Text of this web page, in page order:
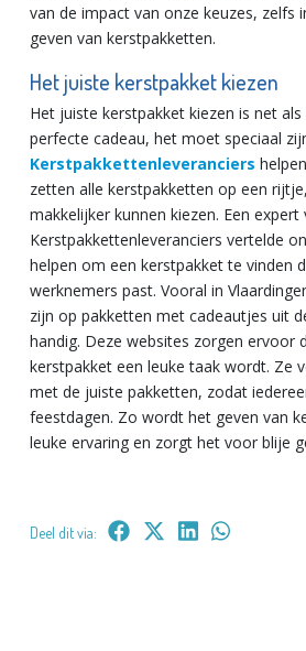
van de impact van onze keuzes, zelfs
geven van kerstpakketten.
Het juiste kerstpakket kiezen
Het juiste kerstpakket kiezen is net
perfecte cadeau, het moet speciaal
Kerstpakkettenleveranciers
zetten alle kerstpakketten op een
makkelijker kunnen kiezen. Een expert
Kerstpakkettenleveranciers vertelde
helpen om een kerstpakket te vinden
werknemers past. Vooral in
zijn op pakketten met cadeautjes uit
handig. Deze websites zorgen ervoor
kerstpakket een leuke taak wordt. Ze
met de juiste pakketten, zodat
feestdagen. Zo wordt het geven van
leuke ervaring en zorgt het voor blije
Deel dit via: